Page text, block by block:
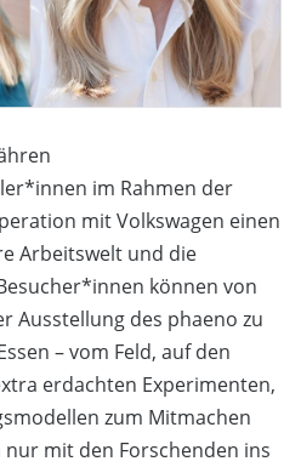
im Rahmen der
mit Volkswagen einen
Arbeitswelt und die
können von
Ausstellung des phaeno zu
– vom Feld, auf den
erdachten Experimenten,
zum Mitmachen
mit den Forschenden ins